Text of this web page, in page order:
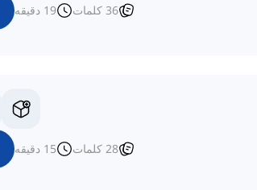
36 کلمات 19 دقیقه
28 کلمات 15 دقیقه